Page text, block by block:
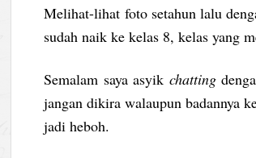
Melihat-lihat foto setahun lalu
sudah naik ke kelas 8, kelas yang
Semalam saya asyik chatting
jangan dikira walaupun badannya
jadi heboh.